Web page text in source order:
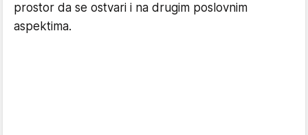
prostor da se ostvari i na drugim poslovnim
aspektima.